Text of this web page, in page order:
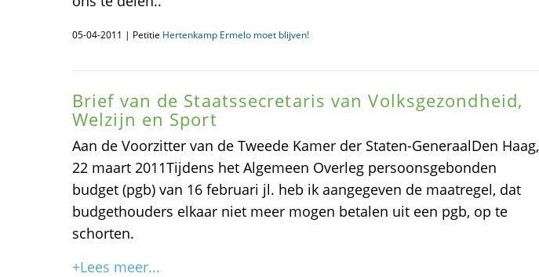
05-04-2011 | Petitie Hertenkamp Ermelo moet blijven!
Brief van de Staatssecretaris van Volksgezondheid,
Welzijn en Sport
Aan de Voorzitter van de Tweede Kamer der Staten-GeneraalDen Haag,
22 maart 2011Tijdens het Algemeen Overleg persoonsgebonden
budget (pgb) van 16 februari jl. heb ik aangegeven de maatregel, dat
budgethouders elkaar niet meer mogen betalen uit een pgb, op te
schorten.
+Lees meer...